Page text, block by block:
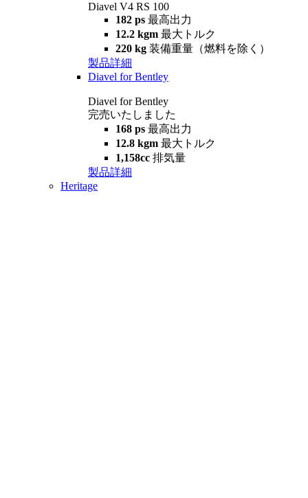
Diavel V4 RS 100
182 ps 最高出力
12.2 kgm 最大トルク
220 kg 装備重量（燃料を除く）
製品詳細
Diavel for Bentley
Diavel for Bentley
完売いたしました
168 ps 最高出力
12.8 kgm 最大トルク
1,158cc 排気量
製品詳細
Heritage